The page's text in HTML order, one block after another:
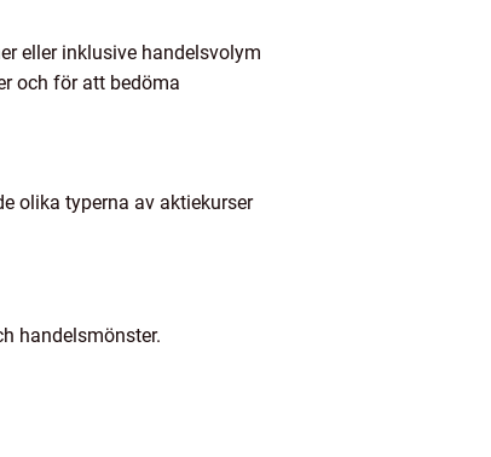
eller inklusive handelsvolym
och för att bedöma
olika typerna av aktiekurser
handelsmönster.